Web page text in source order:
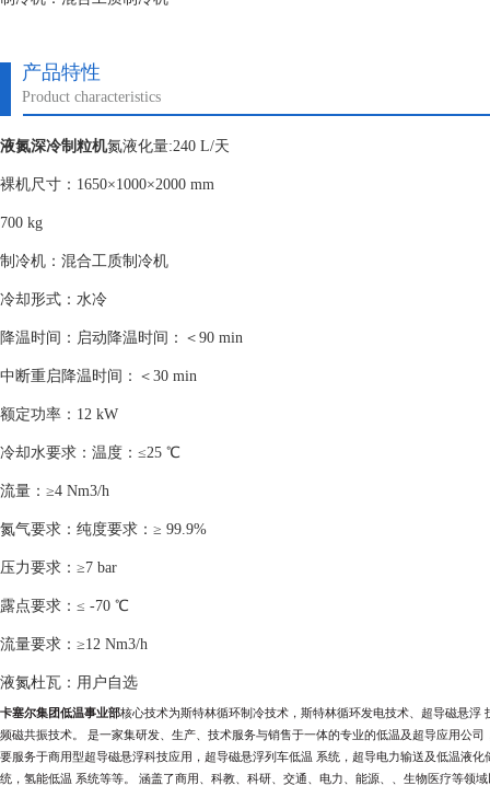
产品特性
Product characteristics
液氮深冷制粒机氮液化量:240 L/天
裸机尺寸：1650×1000×2000 mm
700 kg
制冷机：混合工质制冷机
冷却形式：水冷
降温时间：启动降温时间：＜90 min
中断重启降温时间：＜30 min
额定功率：12 kW
冷却水要求：温度：≤25 ℃
流量：≥4 Nm3/h
氮气要求：纯度要求：≥ 99.9%
压力要求：≥7 bar
露点要求：≤ -70 ℃
流量要求：≥12 Nm3/h
液氮杜瓦：用户自选
卡塞尔集团低温事业部核心技术为斯特林循环制冷技术，斯特林循环发电技术、超导磁悬浮
频磁共振技术。 是一家集研发、生产、技术服务与销售于一体的专业的低温及超导应用公
要服务于商用型超导磁悬浮科技应用，超导磁悬浮列车低温 系统，超导电力输送及低温液
统，氢能低温 系统等等。 涵盖了商用、科教、科研、交通、电力、能源、、生物医疗等领